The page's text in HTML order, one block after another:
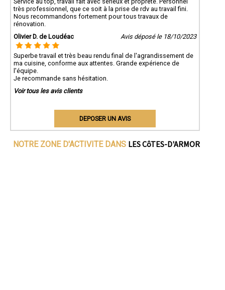
très professionnel, que ce soit à la prise de rdv au travail fini.
Nous recommandons fortement pour tous travaux de
rénovation.
Olivier D. de Loudéac
Avis déposé le 18/10/2023
Superbe travail et très beau rendu final de l'agrandissement de
ma cuisine, conforme aux attentes. Grande expérience de
l'équipe.
Je recommande sans hésitation.
Voir tous les avis clients
DEPOSER UN AVIS
NOTRE ZONE D'ACTIVITE DANS LES CôTES-D'ARMOR